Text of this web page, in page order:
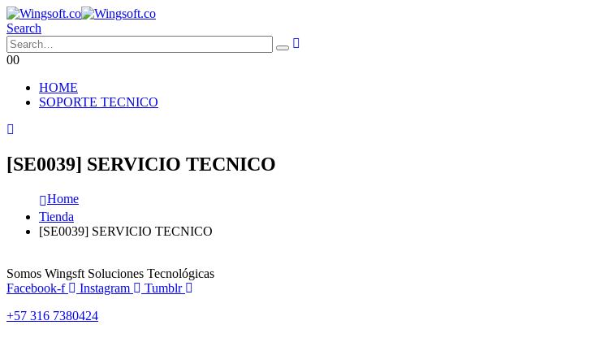
Search
00
HOME
SOPORTE TECNICO
[SE0039] SERVICIO TECNICO
Home
Tienda
[SE0039] SERVICIO TECNICO
Somos Wingsft Soluciones Tecnológicas
Facebook-f
Instagram
Tumblr
+57 316 7380424